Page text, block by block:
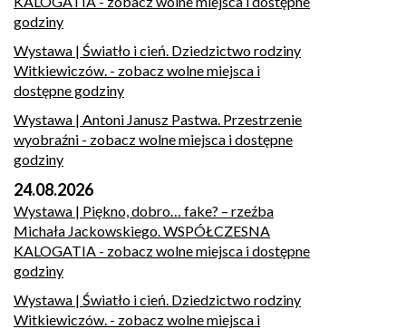
godziny
Wystawa | Światło i cień. Dziedzictwo rodziny
Witkiewiczów. - zobacz wolne miejsca i
dostępne godziny
Wystawa | Antoni Janusz Pastwa. Przestrzenie
wyobraźni - zobacz wolne miejsca i dostępne
godziny
24.08.2026
Wystawa | Piękno, dobro… fake? – rzeźba
Michała Jackowskiego. WSPÓŁCZESNA
KALOGATIA - zobacz wolne miejsca i dostępne
godziny
Wystawa | Światło i cień. Dziedzictwo rodziny
Witkiewiczów. - zobacz wolne miejsca i